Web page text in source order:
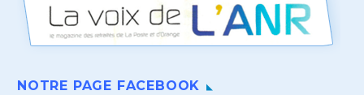
NOTRE PAGE FACEBOOK